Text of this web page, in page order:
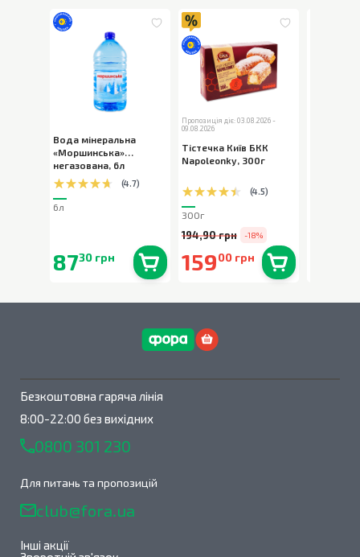
Вода мінеральна
«Моршинська»
негазована, 6л
(4.7)
6л
8730 грн
Пропозиція діє: 03.08.2026 -
09.08.2026
Тістечка Київ БКК
Napoleonky, 300г
(4.5)
300г
194,90 грн -18%
15900 грн
Безкоштовна гаряча лінія
8:00-22:00 без вихідних
0800 301 230
Для питань та пропозицій
club@fora.ua
Інші акції